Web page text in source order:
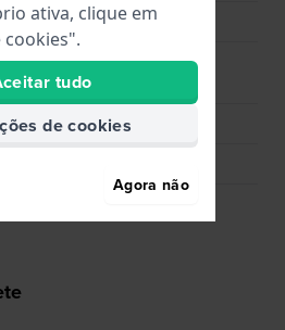
Quartzo
Pilha Renata R377 377 /
SR626SW / SG4
36 meses
ativa, clique em
cookies".
tudo
de cookies
Agora não